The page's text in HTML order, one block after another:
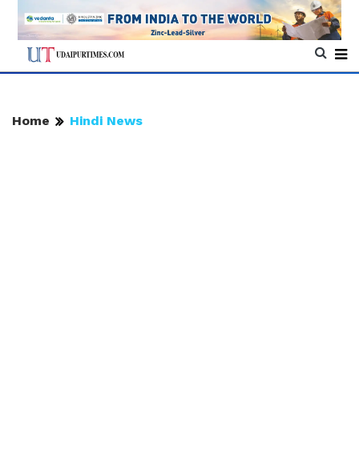
Home Hindi News